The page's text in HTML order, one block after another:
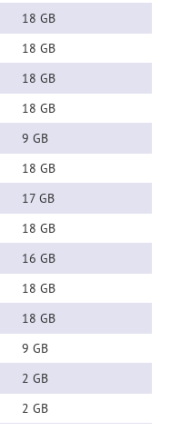
18 GB
18 GB
18 GB
18 GB
9 GB
18 GB
17 GB
18 GB
16 GB
18 GB
18 GB
9 GB
2 GB
2 GB